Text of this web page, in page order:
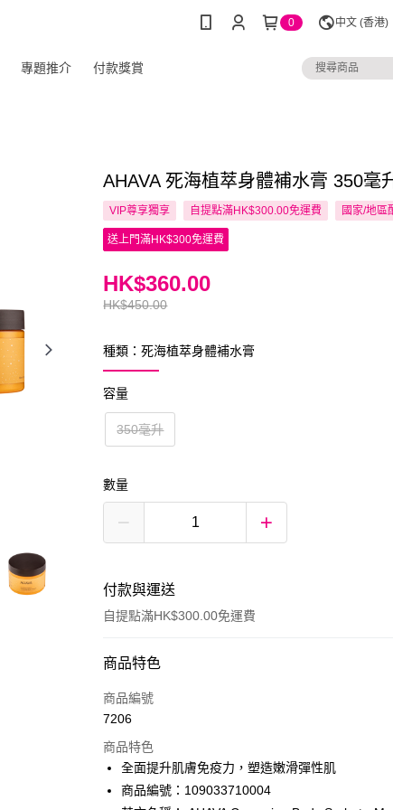
0 中文 (香港)
專題推介 付款獎賞
AHAVA 死海植萃身體補水膏 350毫
VIP尊享獨享 自提點滿HK$300.00免運費 國家/地區
送上門滿HK$300免運費
HK$450.00
HK$360.00
種類：死海植萃身體補水膏
容量
350毫升
數量
付款與運送
自提點滿HK$300.00免運費
付款方式
信用卡
AlipayHK
PayMe
商品特色
商品編號
7206
商品特色
全面提升肌膚免疫力，塑造嫩滑彈性肌
商品編號：109033710004